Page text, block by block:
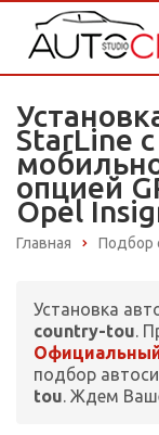
StarLine
опцией
Opel
Главная Подбор
Установка
country-tou.
подбор
tou. Ждем